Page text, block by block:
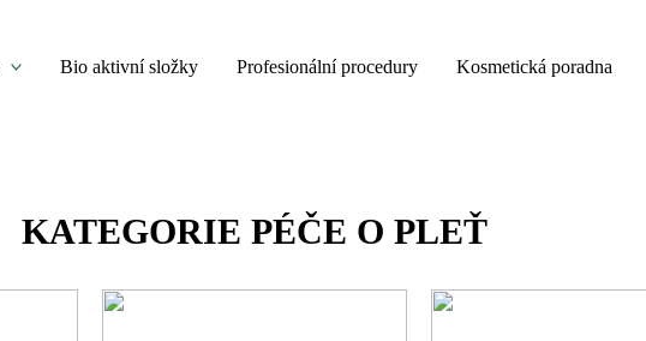
Bio aktivní složky Profesionální procedury Kosmetická poradna
KATEGORIE PÉČE O PLEŤ